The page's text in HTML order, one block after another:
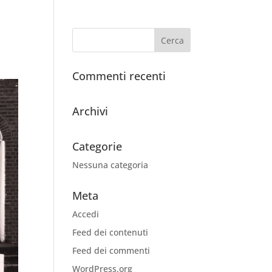
Commenti recenti
Archivi
Categorie
Nessuna categoria
Meta
Accedi
Feed dei contenuti
Feed dei commenti
WordPress.org